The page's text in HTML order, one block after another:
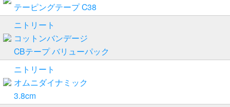
テーピングテープ C38
ニトリート
コットンバンデージ
CBテープ バリューパック
ニトリート
オムニダイナミック
3.8cm